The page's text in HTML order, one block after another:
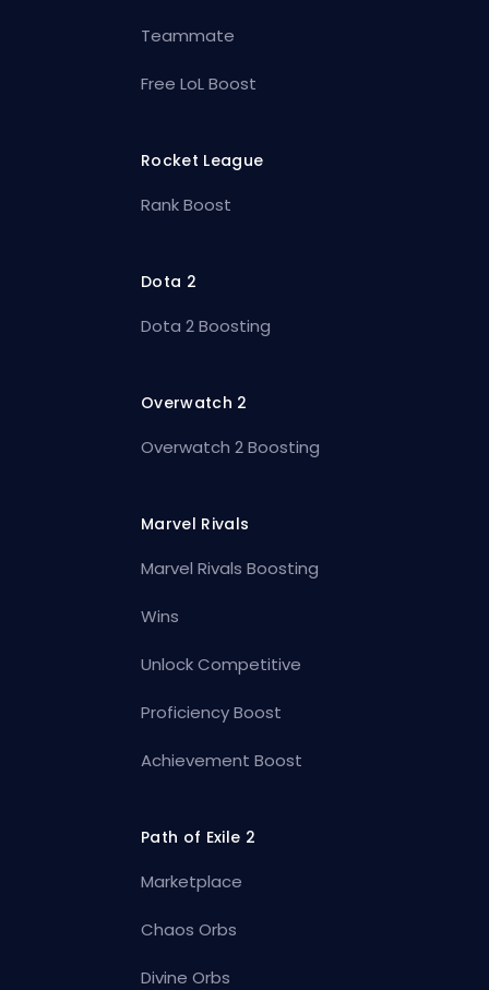
Teammate
Free LoL Boost
Rocket League
Rank Boost
Dota 2
Dota 2 Boosting
Overwatch 2
Overwatch 2 Boosting
Marvel Rivals
Marvel Rivals Boosting
Wins
Unlock Competitive
Proficiency Boost
Achievement Boost
Path of Exile 2
Marketplace
Chaos Orbs
Divine Orbs